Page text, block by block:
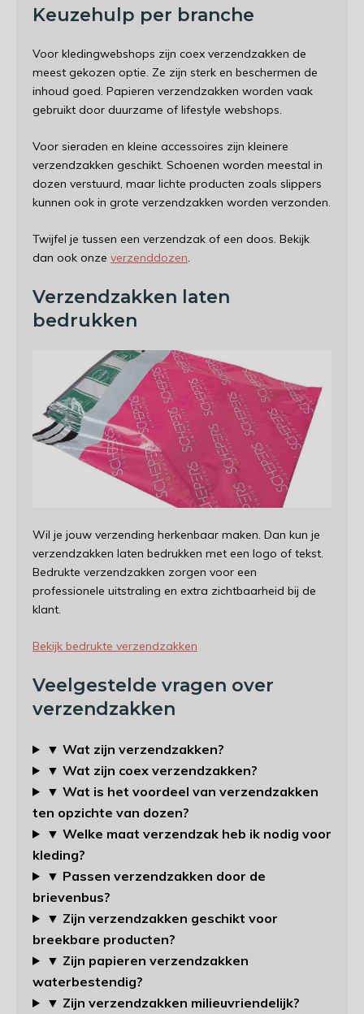
Keuzehulp per branche
Voor kledingwebshops zijn coex verzendzakken de
meest gekozen optie. Ze zijn sterk en beschermen de
inhoud goed. Papieren verzendzakken worden vaak
gebruikt door duurzame of lifestyle webshops.
Voor sieraden en kleine accessoires zijn kleinere
verzendzakken geschikt. Schoenen worden meestal in
dozen verstuurd, maar lichte producten zoals slippers
kunnen ook in grote verzendzakken worden verzonden.
Twijfel je tussen een verzendzak of een doos. Bekijk
dan ook onze verzenddozen.
Verzendzakken laten
bedrukken
Wil je jouw verzending herkenbaar maken. Dan kun je
verzendzakken laten bedrukken met een logo of tekst.
Bedrukte verzendzakken zorgen voor een
professionele uitstraling en extra zichtbaarheid bij de
klant.
Bekijk bedrukte verzendzakken
Veelgestelde vragen over
verzendzakken
▼ Wat zijn verzendzakken?
▼ Wat zijn coex verzendzakken?
▼ Wat is het voordeel van verzendzakken
ten opzichte van dozen?
▼ Welke maat verzendzak heb ik nodig voor
kleding?
▼ Passen verzendzakken door de
brievenbus?
▼ Zijn verzendzakken geschikt voor
breekbare producten?
▼ Zijn papieren verzendzakken
waterbestendig?
▼ Zijn verzendzakken milieuvriendelijk?